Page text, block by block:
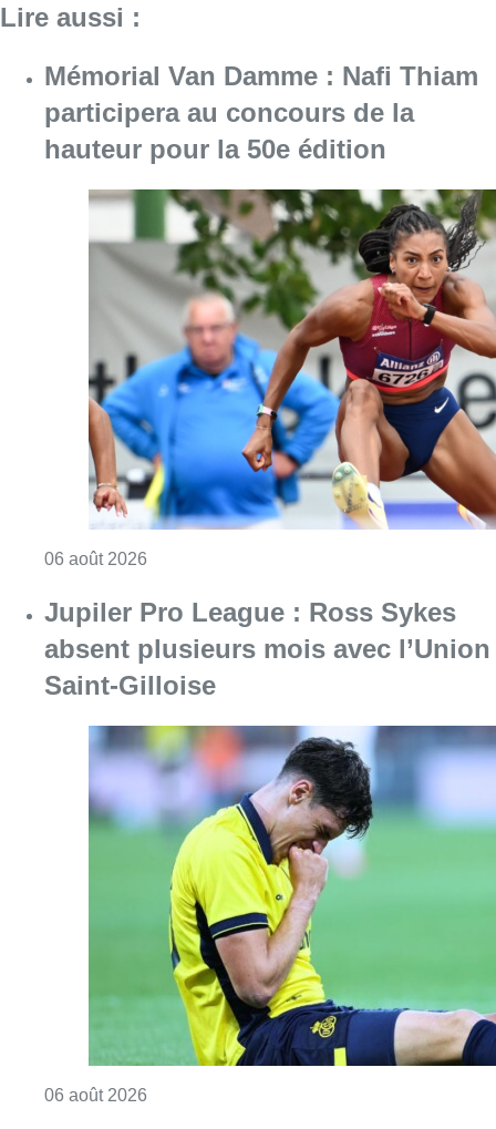
Lire aussi :
Mémorial Van Damme : Nafi Thiam
participera au concours de la
hauteur pour la 50e édition
06 août 2026
Jupiler Pro League : Ross Sykes
absent plusieurs mois avec l’Union
Saint-Gilloise
06 août 2026